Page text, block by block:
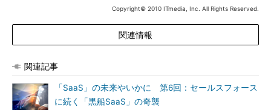
Copyright© 2010 ITmedia, Inc. All Rights Reserved.
関連情報
関連記事
「SaaS」の未来やいかに 第6回：セールスフォース
に続く「黒船SaaS」の奇襲